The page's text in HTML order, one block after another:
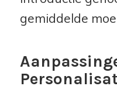
gemiddelde